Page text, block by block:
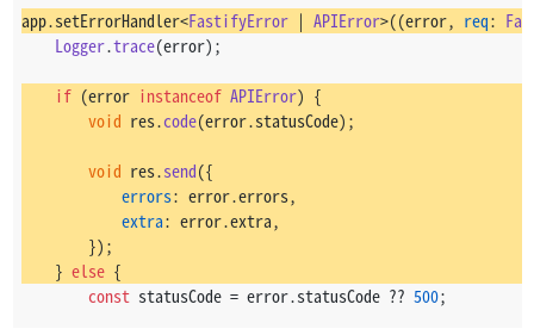
constructor(errors: Errors, extra?: unknown);
constructor (statusCode
constructor(
statusCodeOrErrors : number
errors?: unknown,
    ) {
if ( typeof statusCodeOrErrors ===
super ("API failed."
this.statusCode = statusCodeOrErrors;
app.setErrorHandler<FastifyError | APIError>((error, req:
Logger.trace(error);
if (error instanceof APIError) {
void res.code(error.statusCode);
void res.send({
errors: error.errors,
extra: error.extra,
        });
    }
else {
const statusCode = error.statusCode ?? 500;